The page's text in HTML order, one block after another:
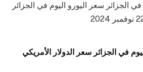
في الجزائر سعر اليورو اليوم في الجزائر
في الجزائر سعر الدولار الأمريكي